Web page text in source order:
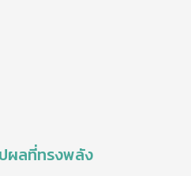
ผลที่ทรงพลัง